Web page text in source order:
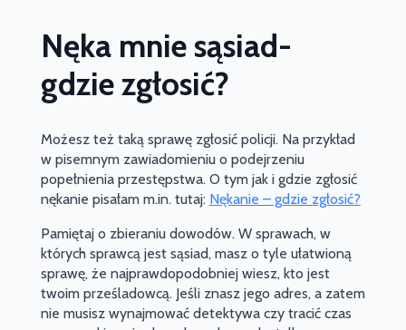
Nęka mnie sąsiad-
gdzie zgłosić?
Możesz też taką sprawę zgłosić policji. Na przykład
w pisemnym zawiadomieniu o podejrzeniu
popełnienia przestępstwa. O tym jak i gdzie zgłosić
nękanie pisałam m.in. tutaj: Nękanie – gdzie zgłosić?
Pamiętaj o zbieraniu dowodów. W sprawach, w
których sprawcą jest sąsiad, masz o tyle ułatwioną
sprawę, że najprawdopodobniej wiesz, kto jest
twoim prześladowcą. Jeśli znasz jego adres, a zatem
nie musisz wynajmować detektywa czy tracić czas